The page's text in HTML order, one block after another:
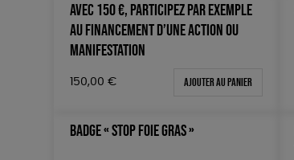
Prix : du + cher au - cher
Disponibilité
AVEC 150 €, PARTICIPEZ PAR EXEMPLE
AU FINANCEMENT D’UNE ACTION OU
MANIFESTATION
150,00 € Ajouter au panier
BADGE « STOP FOIE GRAS »